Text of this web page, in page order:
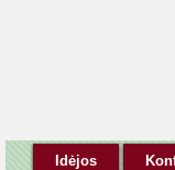
Idėjos